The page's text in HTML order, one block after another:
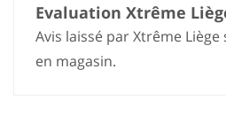
Evaluation Xtrême
Avis laissé par Xtrême
en magasin.